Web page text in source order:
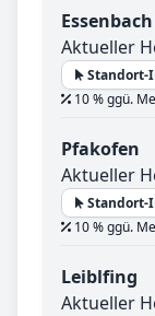
Essenbach
Aktueller
Standort-
10 % ggü.
Pfakofen
Aktueller
Standort-
10 % ggü.
Leiblfing
Aktueller